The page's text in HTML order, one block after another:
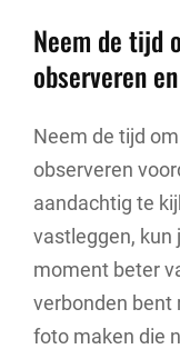
Neem de tijd
observeren
Neem de tijd
observeren
aandachtig te
vastleggen, kun
moment beter
verbonden bent
foto maken die